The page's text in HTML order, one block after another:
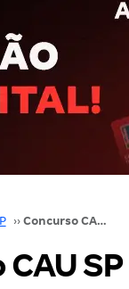
›› Concurso CAU SP 2026: Termo de Referência é publicado, confira!